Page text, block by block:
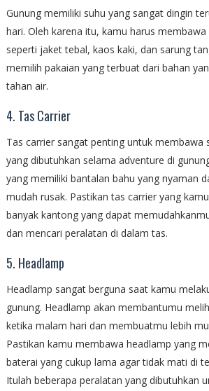
Gunung memiliki suhu yang sangat dingin
hari. Oleh karena itu, kamu harus
seperti jaket tebal, kaos kaki, dan sarung
memilih pakaian yang terbuat dari bahan
tahan air.
4. Tas Carrier
Tas carrier sangat penting untuk membawa
yang dibutuhkan selama adventure di
yang memiliki bantalan bahu yang nyaman
mudah rusak. Pastikan tas carrier yang
banyak kantong yang dapat
dan mencari peralatan di dalam tas.
5. Headlamp
Headlamp sangat berguna saat kamu
gunung. Headlamp akan membantumu
ketika malam hari dan membuatmu lebih
Pastikan kamu membawa headlamp yang
baterai yang cukup lama agar tidak mati di
Itulah beberapa peralatan yang dibutuhkan